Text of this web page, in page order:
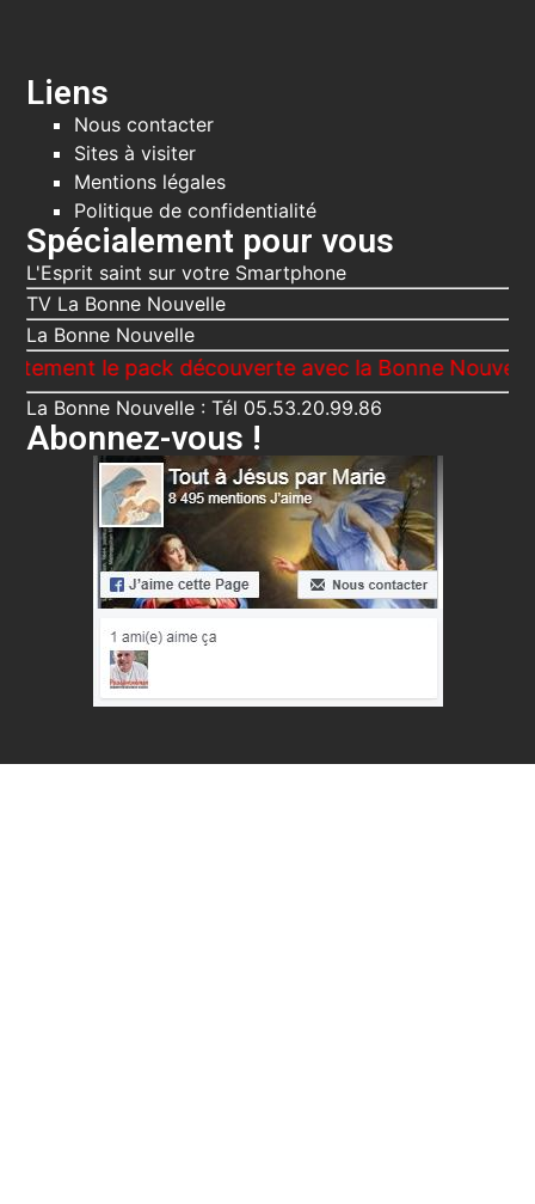
Liens
Nous contacter
Sites à visiter
Mentions légales
Politique de confidentialité
Spécialement pour vous
L'Esprit saint sur votre Smartphone
TV La Bonne Nouvelle
La Bonne Nouvelle
le pack découverte avec la Bonne Nouvelle,
La Bonne Nouvelle : Tél 05.53.20.99.86
Abonnez-vous !